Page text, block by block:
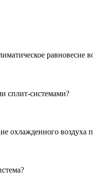
равновесие
сплит-системами?
охлажденного воздуха